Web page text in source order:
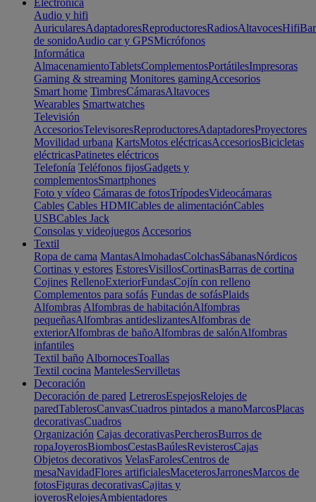
Electrónica
Audio y hifi
AuricularesAdaptadoresReproductoresRadiosAltavocesHifi
de sonidoAudio car y GPSMicrófonos
Informática
AlmacenamientoTabletsComplementosPortátilesImpresoras
Gaming & streaming Monitores gamingAccesorios
Smart home TimbresCámarasAltavoces
Wearables Smartwatches
Televisión
AccesoriosTelevisoresReproductoresAdaptadoresProyectores
Movilidad urbana KartsMotos eléctricasAccesoriosBicicletas
eléctricasPatinetes eléctricos
Telefonía Teléfonos fijosGadgets y
complementosSmartphones
Foto y vídeo Cámaras de fotosTrípodesVideocámaras
Cables Cables HDMICables de alimentaciónCables
USBCables Jack
Consolas y videojuegos Accesorios
Textil
Ropa de cama MantasAlmohadasColchasSábanasNórdicos
Cortinas y estores EstoresVisillosCortinasBarras de cortina
Cojines RellenoExteriorFundasCojín con relleno
Complementos para sofás Fundas de sofásPlaids
Alfombras Alfombras de habitaciónAlfombras
pequeñasAlfombras antideslizantesAlfombras de
exteriorAlfombras de bañoAlfombras de salónAlfombras
infantiles
Textil baño AlbornocesToallas
Textil cocina MantelesServilletas
Decoración
Decoración de pared LetrerosEspejosRelojes de
paredTablerosCanvasCuadros pintados a manoMarcosPlacas
decorativasCuadros
Organización Cajas decorativasPercherosBurros de
ropaJoyerosBiombosCestasBaúlesRevisterosCajas
Objetos decorativos VelasFarolesCentros de
mesaNavidadFlores artificialesMaceterosJarronesMarcos de
fotosFiguras decorativasCajitas y
joyerosRelojesAmbientadores